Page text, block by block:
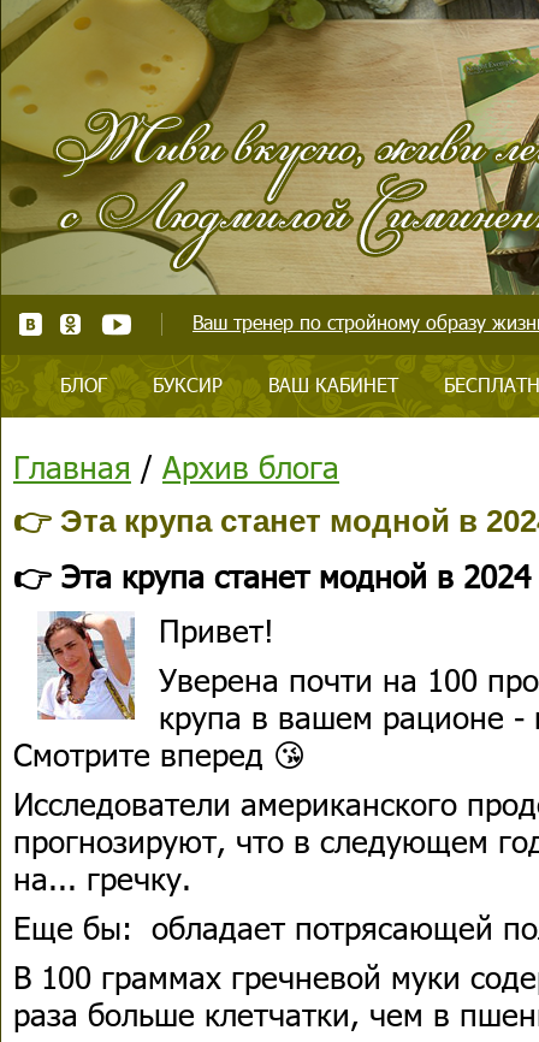
Ваш тренер по стройному образу
БЛОГ БУКСИР ВАШ КАБИНЕТ
Главная / Архив блога
👉 Эта крупа станет модной в
👉 Эта крупа станет модной в 2024
Привет!
Уверена почти на 100
крупа в вашем рационе
Смотрите вперед 😘
Исследователи американского
прогнозируют, что в следующем
на... гречку.
Еще бы: обладает потрясающей
В 100 граммах гречневой муки
раза больше клетчатки, чем в